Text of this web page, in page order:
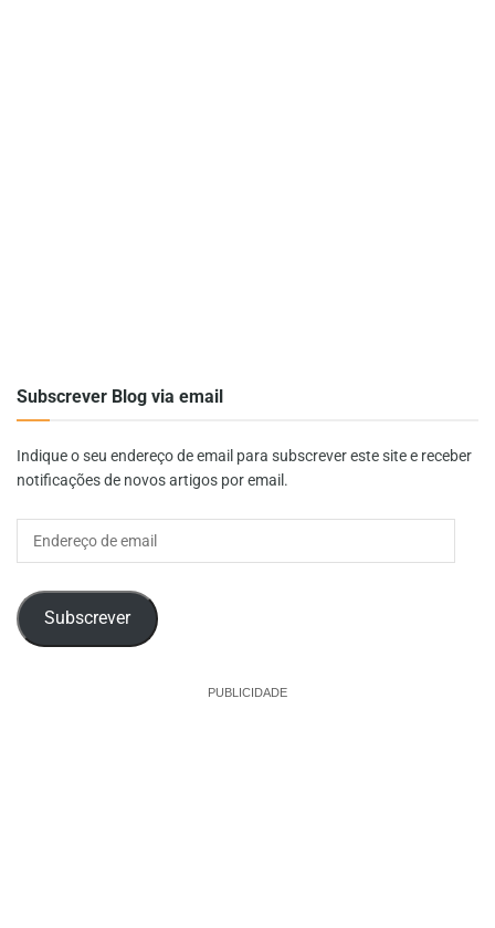
Subscrever Blog via email
Indique o seu endereço de email para subscrever este site e receber
notificações de novos artigos por email.
Endereço
Subscrever
PUBLICIDADE